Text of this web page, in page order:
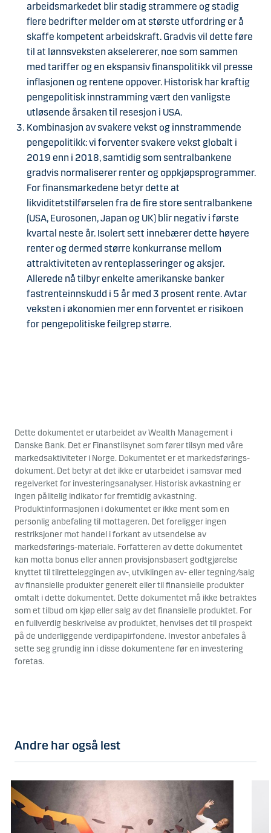
arbeidsmarkedet blir stadig strammere og stadig
flere bedrifter melder om at største utfordring er å
skaffe kompetent arbeidskraft. Gradvis vil dette føre
til at lønnsveksten akselererer, noe som sammen
med tariffer og en ekspansiv finanspolitikk vil presse
inflasjonen og rentene oppover. Historisk har kraftig
pengepolitisk innstramming vært den vanligste
utløsende årsaken til resesjon i USA.
Kombinasjon av svakere vekst og innstrammende
pengepolitikk: vi forventer svakere vekst globalt i
2019 enn i 2018, samtidig som sentralbankene
gradvis normaliserer renter og oppkjøpsprogrammer.
For finansmarkedene betyr dette at
likviditetstilførselen fra de fire store sentralbankene
(USA, Eurosonen, Japan og UK) blir negativ i første
kvartal neste år. Isolert sett innebærer dette høyere
renter og dermed større konkurranse mellom
attraktiviteten av renteplasseringer og aksjer.
Allerede nå tilbyr enkelte amerikanske banker
fastrenteinnskudd i 5 år med 3 prosent rente. Avtar
veksten i økonomien mer enn forventet er risikoen
for pengepolitiske feilgrep større.
Dette dokumentet er utarbeidet av Wealth Management i
Danske Bank. Det er Finanstilsynet som fører tilsyn med våre
markedsaktiviteter i Norge. Dokumentet er et markedsførings-
dokument. Det betyr at det ikke er utarbeidet i samsvar med
regelverket for investeringsanalyser. Historisk avkastning er
ingen pålitelig indikator for fremtidig avkastning.
Produktinformasjonen i dokumentet er ikke ment som en
personlig anbefaling til mottageren. Det foreligger ingen
restriksjoner mot handel i forkant av utsendelse av
markedsførings-materiale. Forfatteren av dette dokumentet
kan motta bonus eller annen provisjonsbasert godtgjørelse
knyttet til tilretteleggingen av-, utviklingen av- eller tegning/salg
av finansielle produkter generelt eller til finansielle produkter
omtalt i dette dokumentet. Dette dokumentet må ikke betraktes
som et tilbud om kjøp eller salg av det finansielle produktet. For
en fullverdig beskrivelse av produktet, henvises det til prospekt
på de underliggende verdipapirfondene. Investor anbefales å
sette seg grundig inn i disse dokumentene før en investering
foretas.
Andre har også lest